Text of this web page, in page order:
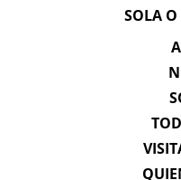
SOLA O